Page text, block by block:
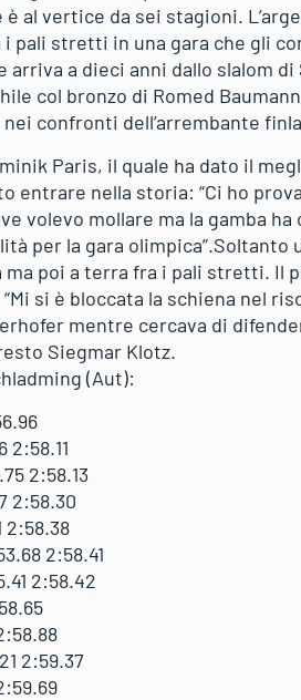
al vertice da sei stagioni.
i pali stretti in una gara che gli
a dieci anni dallo slalom di
col bronzo di Romed
confronti dell’arrembante
Paris, il quale ha dato il
entrare nella storia: “Ci ho
volevo mollare ma la gamba ha
per la gara olimpica”.Soltanto
ma poi a terra fra i pali stretti. Il
si è bloccata la schiena nel
mentre cercava di
Siegmar Klotz.
(Aut):
2:58.11
2:58.13
2:58.30
2:58.38
2:58.41
2:58.42
2:59.37